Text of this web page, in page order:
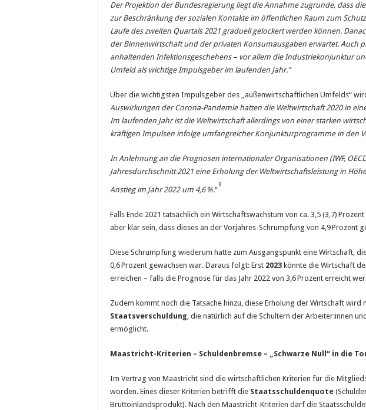
Der Projektion der Bundesregierung liegt die Annahme zugrunde, dass
zur Beschränkung der sozialen Kontakte im öffentlichen Raum zum
Laufe des zweiten Quartals 2021 graduell gelockert werden können.
der Binnenwirtschaft und der privaten Konsumausgaben erwartet. Auch
anhaltenden Infektionsgeschehens – vor allem die Industriekonjunktur
Umfeld als wichtige Impulsgeber im laufenden Jahr.“
Über die wichtigsten Impulsgeber des „außenwirt­schaft­lichen Umfelds“
Auswirkungen der Corona-Pandemie hatten die Weltwirtschaft 2020 in
Im laufenden Jahr ist die Weltwirtschaft allerdings von einer starken
kräftigen Impulsen infolge umfangreicher Konjunkturprogramme in den
In Anlehnung an die Prognosen internationaler Organisationen (IWF,
Jahresdurchschnitt 2021 eine Erholung der Weltwirtschaftsleistung in
Anstieg im Jahr 2022 um 4,6 %.“
8
Falls Ende 2021 tatsächlich ein Wirtschaftswachstum von ca. 3,5 (3,7)
aber klar sein, dass dieses an der Vorjahres-Schrumpfung von 4,9 Prozent
Diese Schrumpfung wiederum hatte zum Ausgangspunkt eine Wirtschaft,
0,6 Prozent gewachsen war. Daraus folgt: Erst 2023 könnte die Wirtschaft
erreichen – falls die Prognose für das Jahr 2022 von 3,6 Prozent erreicht
Zudem kommt noch die Tatsache hinzu, diese Erholung der Wirtschaft wird
Staatsverschuldung , die natürlich auf die Schultern der Arbeiter:innen
ermöglicht.
Maastricht-Kriterien – Schuldenbremse – „Schwarze Null“ in die
Im Vertrag von Maastricht sind die wirtschaftlichen Kriterien für die
worden. Eines dieser Kriterien betrifft die Staatsschuldenquote
Bruttoinlandsprodukt). Nach den Maastricht-Kriterien darf die